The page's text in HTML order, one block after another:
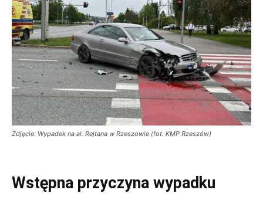
Zdjęcie: Wypadek na al. Rejtana w Rzeszowie (fot. KMP Rzeszów)
Wstępna przyczyna wypadku